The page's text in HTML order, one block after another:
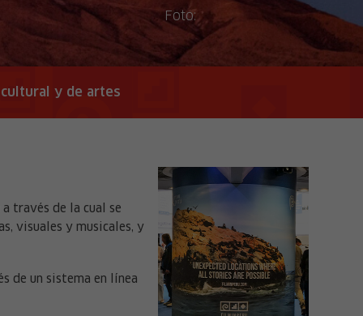
Foto:
cultural y de artes
través de la cual se
visuales y musicales, y
de un sistema en línea